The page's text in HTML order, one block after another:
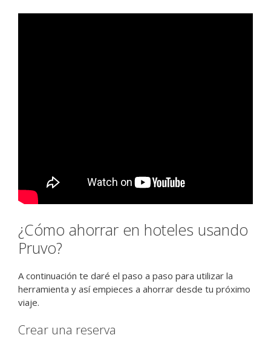
¿Cómo ahorrar en hoteles usando
Pruvo?
A continuación te daré el paso a paso para utilizar la
herramienta y así empieces a ahorrar desde tu próximo
viaje.
Crear una reserva